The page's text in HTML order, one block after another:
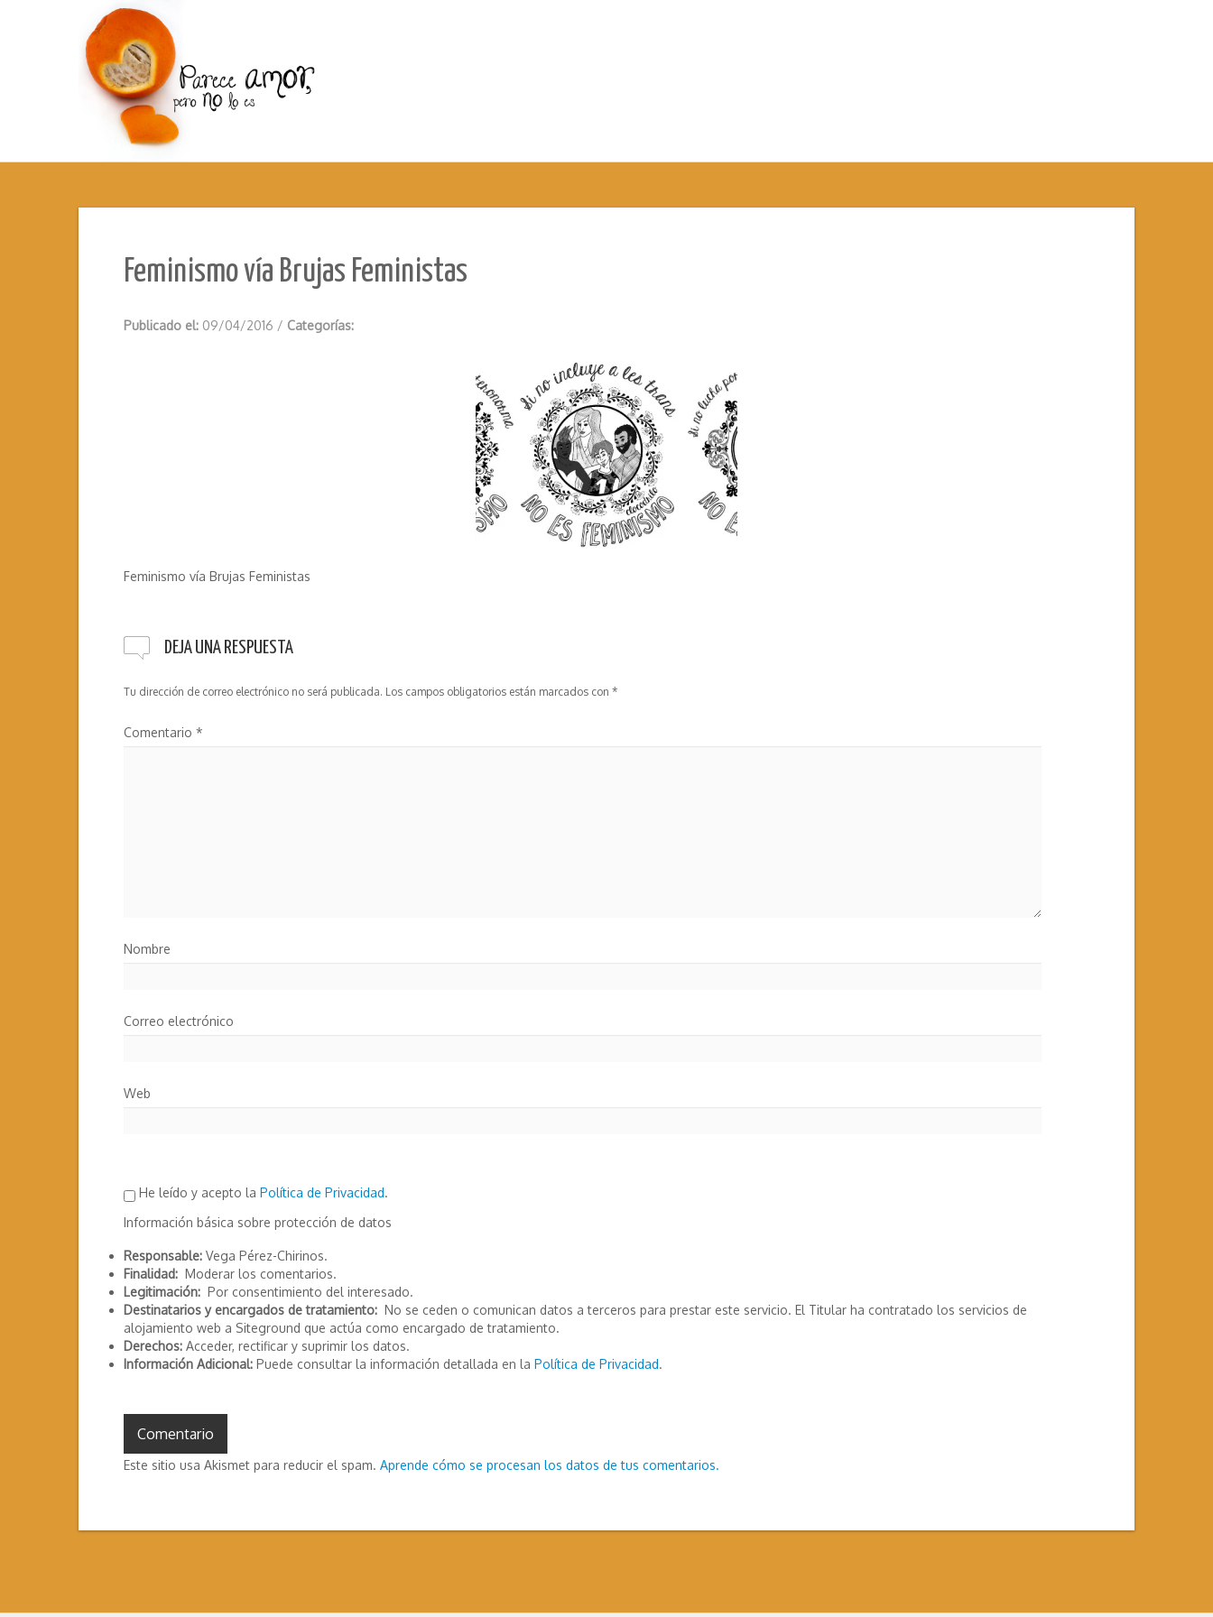
Feminismo vía Brujas Feministas
Publicado el: 09/04/2016 / Categorías:
Feminismo vía Brujas Feministas
DEJA UNA RESPUESTA
Tu dirección de correo electrónico no será publicada. Los campos obligatorios están marcados con *
Comentario *
Nombre
Correo electrónico
Web
He leído y acepto la Política de Privacidad.
Información básica sobre protección de datos
Responsable: Vega Pérez-Chirinos.
Finalidad: Moderar los comentarios.
Legitimación: Por consentimiento del interesado.
Destinatarios y encargados de tratamiento: No se ceden o comunican datos a terceros para prestar este servicio. El Titular ha contratado los servicios de
alojamiento web a Siteground que actúa como encargado de tratamiento.
Derechos: Acceder, rectificar y suprimir los datos.
Información Adicional: Puede consultar la información detallada en la Política de Privacidad.
Este sitio usa Akismet para reducir el spam. Aprende cómo se procesan los datos de tus comentarios.